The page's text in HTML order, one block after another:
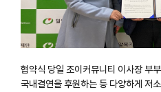
협약식 당일 조이커뮤니티 이사장 부
국내결연을 후원하는 등 다양하게 저